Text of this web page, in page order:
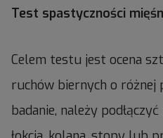
Test spastyczności
Celem testu jest ocena
ruchów biernych o różnej
badanie, należy